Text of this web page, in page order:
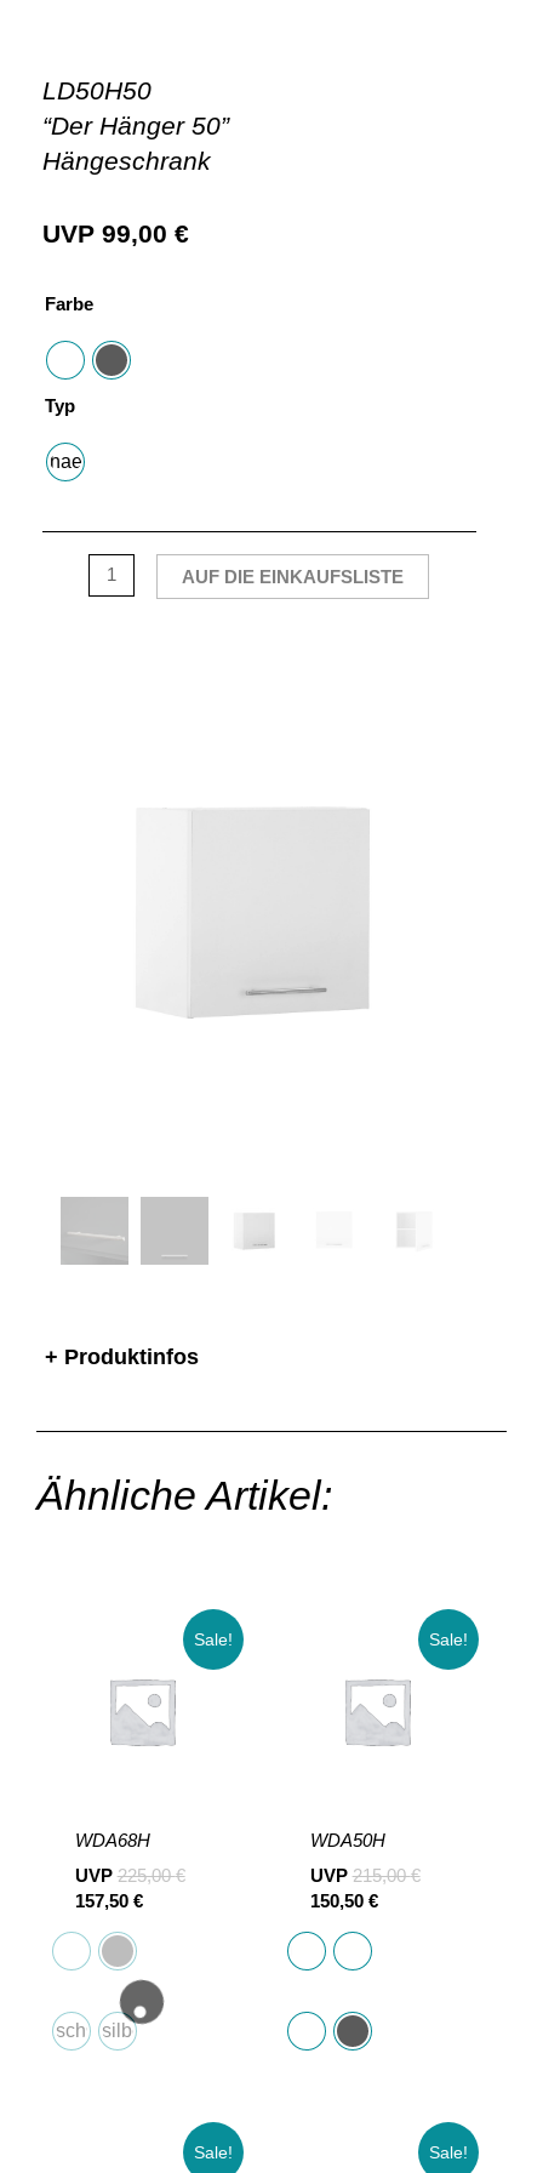
LD50H50
“Der Hänger 50”
Hängeschrank
UVP 99,00 €
Farbe
Typ
haenge
AUF DIE EINKAUFSLISTE
+ Produktinfos
Ähnliche Artikel:
Sale!
WDA68H
UVP 225,00€
157,50 €
schwarzsilber
Sale!
WDA50H
UVP 215,00€
150,50 €
Sale! Sale!